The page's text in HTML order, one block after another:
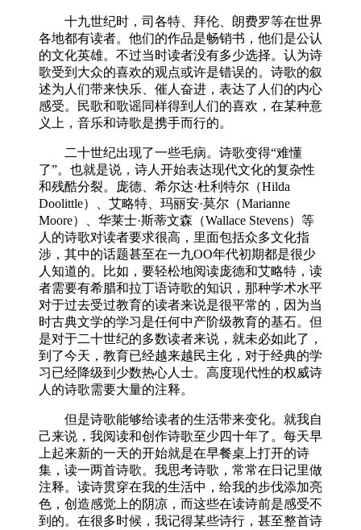
十九世纪时，司各特、拜伦、朗费罗等在世界
各地都有读者。他们的作品是畅销书，他们是公认
的文化英雄。不过当时读者没有多少选择。认为诗
歌受到大众的喜欢的观点或许是错误的。诗歌的叙
述为人们带来快乐、催人奋进，表达了人们的内心
感受。民歌和歌谣同样得到人们的喜欢，在某种意
义上，音乐和诗歌是携手而行的。
二十世纪出现了一些毛病。诗歌变得“难懂
了”。也就是说，诗人开始表达现代文化的复杂性
和残酷分裂。庞德、希尔达·杜利特尔（Hilda
Doolittle）、艾略特、玛丽安·莫尔（Marianne
Moore）、华莱士·斯蒂文森（Wallace Stevens）等
人的诗歌对读者要求很高，里面包括众多文化指
涉，其中的话题甚至在一九ΟΟ年代初期都是很少
人知道的。比如，要轻松地阅读庞德和艾略特，读
者需要有希腊和拉丁语诗歌的知识，那种学术水平
对于过去受过教育的读者来说是很平常的，因为当
时古典文学的学习是任何中产阶级教育的基石。但
是对于二十世纪的多数读者来说，就未必如此了，
到了今天，教育已经越来越民主化，对于经典的学
习已经降级到少数热心人士。高度现代性的权威诗
人的诗歌需要大量的注释。
但是诗歌能够给读者的生活带来变化。就我自
己来说，我阅读和创作诗歌至少四十年了。每天早
上起来新的一天的开始就是在早餐桌上打开的诗
集，读一两首诗歌。我思考诗歌，常常在日记里做
注释。读诗贯穿在我的生活中，给我的步伐添加亮
色，创造感觉上的阴凉，而这些在读诗前是感受不
到的。在很多时候，我记得某些诗行，甚至整首诗